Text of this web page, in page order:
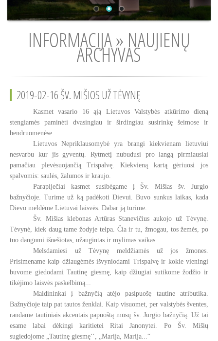
INFORMACIJA » NAUJIENŲ
ARCHYVAS
2019-02-16 ŠV. MIŠIOS UŽ TĖVYNĘ
Kasmet vasario 16 ąją Lietuvos Valstybės atkūrimo dieną
stengiamės paminėti dvasingiau ir širdingiau susirinkę šeimose ir
bendruomenėse.
Lietuvos Nepriklausomybė yra brangi kiekvienam lietuviui
nesvarbu kur jis gyventų. Rytmetį nubudusi pro langą pirmiausiai
pamačiau plevėsuojančią Trispalvę. Kiekvieną kartą gėriuosi jos
spalvomis: saulės, žalumos ir kraujo.
Parapiječiai kasmet susibėgame į Šv. Mišias šv. Jurgio
bažnyčioje. Turime už ką padėkoti Dievui. Buvo sunkus laikas, kada
Dievo meldėme Lietuvai laisvės. Dabar ją turime.
Šv. Mišias klebonas Artūras Stanevičius aukojo už Tėvynę.
Tėvynė, kiek daug tame žodyje telpa. Čia ir tu, žmogau, tos žemės, po
tuo dangumi išnešiotas, užaugintas ir mylimas vaikas.
Melsdamiesi už Tėvynę meldžiamės už jos žmones.
Prisimename kaip džiaugėmės išvyniodami Trispalvę ir kokie vieningi
buvome giedodami Tautinę giesmę, kaip džiugiai sutikome žodžio ir
tikėjimo laisvės paskelbimą...
Maldininkai į bažnyčią atėjo pasipuošę tautine atributika.
Bažnyčioje taip pat tautos ženklai. Kaip visuomet, per valstybės šventes,
randame tautiniais akcentais papuoštą mūsų šv. Jurgio bažnyčią. Už tai
esame labai dėkingi karitietei Ritai Janonytei. Po Šv. Mišių
sugiedojome „Tautinę giesmę‘‘, „Marija, Marija...“